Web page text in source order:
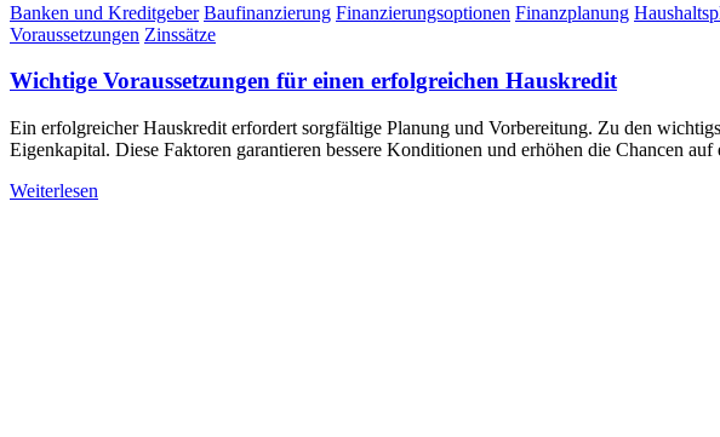
Banken und Kreditgeber Baufinanzierung Finanzierungsoptionen Finanzplanung
Voraussetzungen Zinssätze
Wichtige Voraussetzungen für einen erfolgreichen Hauskredit
Ein erfolgreicher Hauskredit erfordert sorgfältige Planung und Vorbereitung. Zu den
Eigenkapital. Diese Faktoren garantieren bessere Konditionen und erhöhen die Chancen auf
Weiterlesen